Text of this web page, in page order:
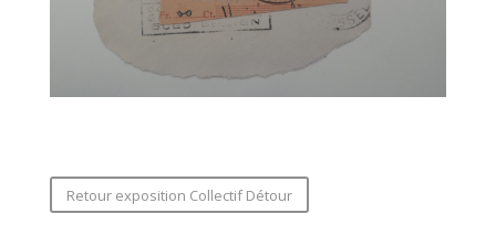
Retour exposition Collectif Détour